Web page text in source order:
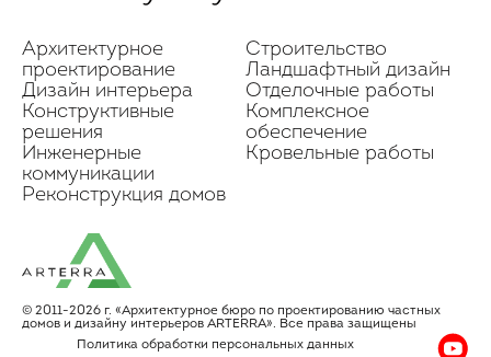
Архитектурное
проектирование
Дизайн интерьера
Конструктивные
решения
Инженерные
коммуникации
Реконструкция домов
Строительство
Ландшафтный дизайн
Отделочные работы
Комплексное
обеспечение
Кровельные работы
© 2011-2026 г. «Архитектурное бюро по проектированию частных
домов и дизайну интерьеров АRТЕRRA». Все права защищены
Политика обработки персональных данных